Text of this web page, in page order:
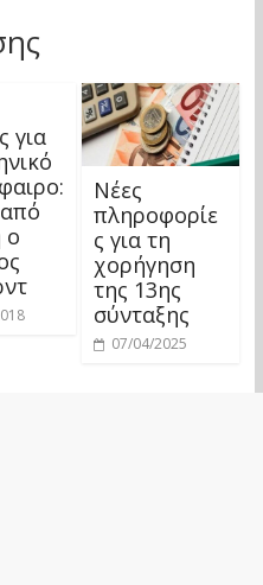
για
ο
Νέες
πληροφορίε
ς για τη
χορήγηση
της 13ης
σύνταξης
07/04/2025